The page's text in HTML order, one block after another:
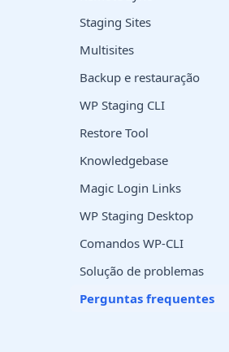
Staging Sites
Multisites
Backup e restauração
WP Staging CLI
Restore Tool
Knowledgebase
Magic Login Links
WP Staging Desktop
Comandos WP-CLI
Solução de problemas
Perguntas frequentes